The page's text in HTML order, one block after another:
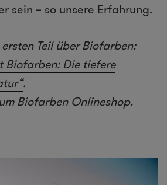
sein – so unsere Erfahrung.
Teil über Biofarben:
Biofarben: Die tiefere
.
Biofarben Onlineshop.